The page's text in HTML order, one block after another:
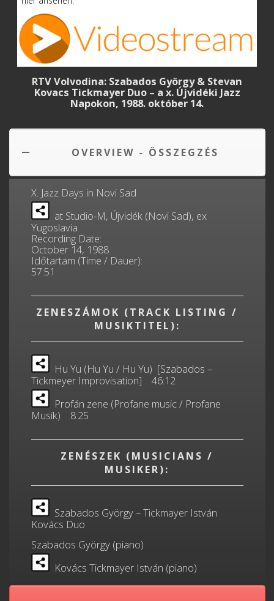
RTV Volvodina: Szabados György & Stevan
Kovacs Tickmayer Duo – a x. Újvidéki Jazz
Napokon, 1988. október 14.
OVERVIEW - ÖSSZEGZÉS
X. Jazz Days in Novi Sad
at Studio-M, Újvidék (Novi Sad), ex
Yugoslavia
Recording Date:
October 14, 1988
Időtartam (Time / Dauer):
57:51
ZENESZÁMOK (TRACK LISTING /
MUSIKTITEL):
Hu Yu (Hu Yu / Hu Yu) [Szabados –
Tickmeyer Improvisation] 46:12
Profán zene (Profane music / Profane
Musik) 8:25
ZENÉSZEK (MUSICIANS /
MUSIKER):
Szabados György – Tickmayer István
Kovács Duo
Szabados György (piano)
Kovács Tickmayer István (piano)